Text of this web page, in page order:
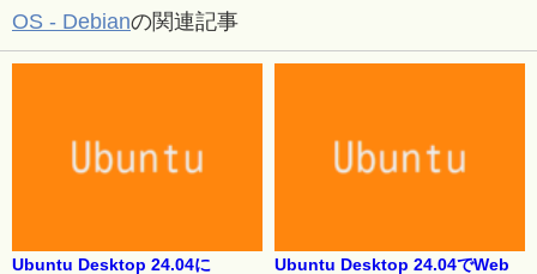
OS - Debianの関連記事
Ubuntu Desktop 24.04に
Ubuntu Desktop 24.04でWeb